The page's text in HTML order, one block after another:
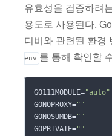
유효성을 검증하려
용도로 사용된다.
디비와 관련된 환경
env 를 통해 확인할
GO111MODULE="auto"
GONOPROXY=""
GONOSUMDB=""
GOPRIVATE=""